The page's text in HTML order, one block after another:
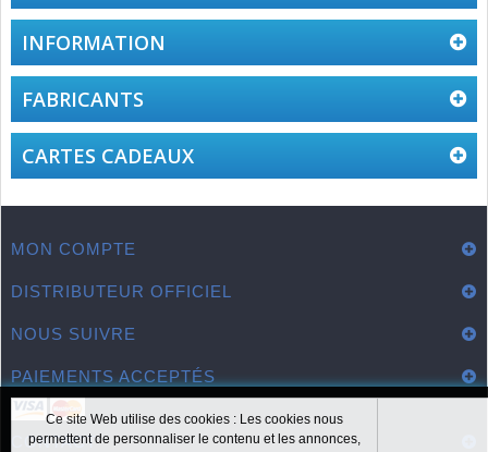
INFORMATION
FABRICANTS
CARTES CADEAUX
MON COMPTE
DISTRIBUTEUR OFFICIEL
NOUS SUIVRE
PAIEMENTS ACCEPTÉS
CONTACT
Ce site Web utilise des cookies : Les cookies nous
permettent de personnaliser le contenu et les annonces,